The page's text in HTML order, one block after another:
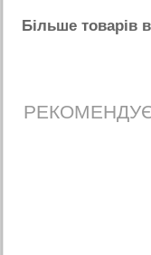
Бiльше товарiв